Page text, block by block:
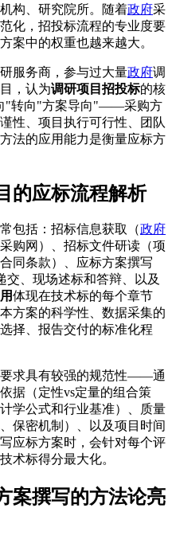
构、研究院所。随着政府采
化，招投标流程的专业度要
案中的权重也越来越大。
服务商，参与过大量政府调
，认为调研项目招投标的核
"转向"方案导向"——采购方
性、项目执行可行性、团队
法的应用能力是衡量应标方
的应标流程解析
包括：招标信息获取（政府
采购网）、招标文件研读（项
同条款）、应标方案撰写
交、现场述标和答辩、以及
体现在技术标的每个章节
方案的科学性、数据采集的
择、报告交付的标准化程
求具有较强的规范性——通
据（定性vs定量的组合策
学公式和行业基准）、质量
保密机制）、以及项目时间
应标方案时，会针对每个评
术标得分最大化。
案撰写的方法论亮